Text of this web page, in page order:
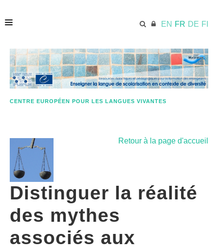
EN FR DE FI
ACCUEIL
MATÉRIELS PÉDAGOGIES
RESSOURCES SUPPLÉMENTAIRES
CENTRE EUROPÉEN POUR LES LANGUES VIVANTES
Retour à la page d'accueil
Distinguer la réalité
des mythes
associés aux